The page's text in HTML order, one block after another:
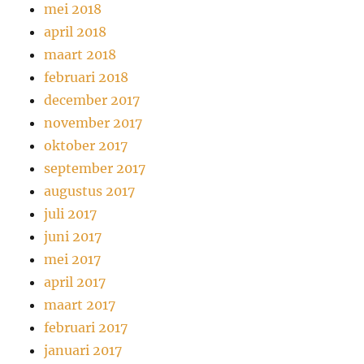
mei 2018
april 2018
maart 2018
februari 2018
december 2017
november 2017
oktober 2017
september 2017
augustus 2017
juli 2017
juni 2017
mei 2017
april 2017
maart 2017
februari 2017
januari 2017